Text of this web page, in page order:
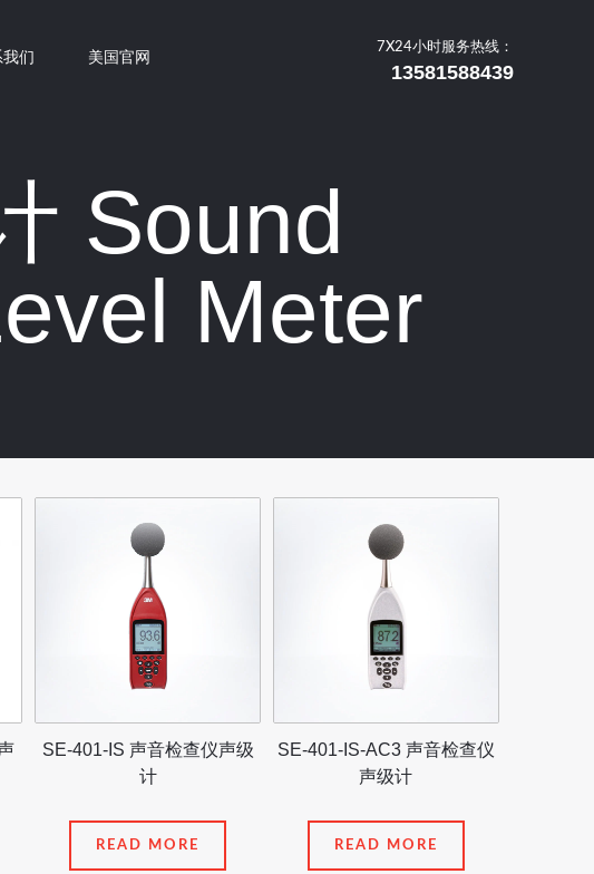
们 美国官网
7X24小时服务热线：
13581588439
Sound
Meter
SE-401-IS 声音检查仪声级
计
READ MORE
SE-401-IS-AC3 声音检查仪
声级计
READ MORE